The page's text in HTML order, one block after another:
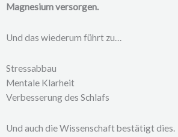
Magnesium versorgen.
Und das wiederum führt zu…
Stressabbau
Mentale Klarheit
Verbesserung des Schlafs
Und auch die Wissenschaft bestätigt dies.